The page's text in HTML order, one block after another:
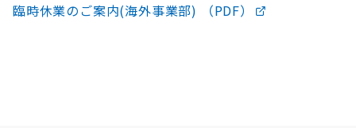
臨時休業のご案内(海外事業部) （PDF）